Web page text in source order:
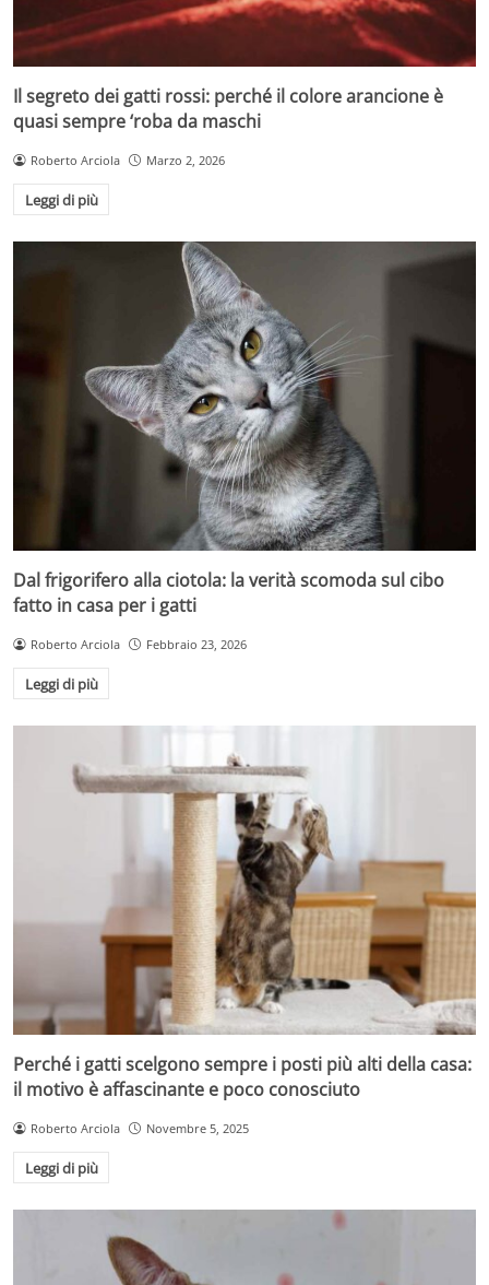
Il segreto dei gatti rossi: perché il colore arancione è
quasi sempre ‘roba da maschi
Roberto Arciola Marzo 2, 2026
Leggi di più
Dal frigorifero alla ciotola: la verità scomoda sul cibo
fatto in casa per i gatti
Roberto Arciola Febbraio 23, 2026
Leggi di più
Perché i gatti scelgono sempre i posti più alti della casa:
il motivo è affascinante e poco conosciuto
Roberto Arciola Novembre 5, 2025
Leggi di più